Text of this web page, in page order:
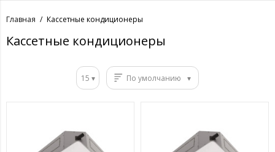
Главная Кассетные кондиционеры
Кассетные кондиционеры
15 По умолчанию